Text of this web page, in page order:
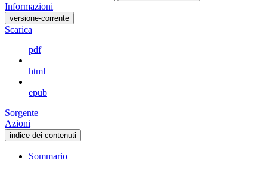
Informazioni
versione-corrente
Scarica
pdf
html
epub
Sorgente
Azioni
indice dei contenuti
Sommario